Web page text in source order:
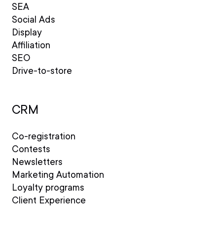
SEA
Social Ads
Display
Affiliation
SEO
Drive-to-store
CRM
Co-registration
Contests
Newsletters
Marketing Automation
Loyalty programs
Client Experience